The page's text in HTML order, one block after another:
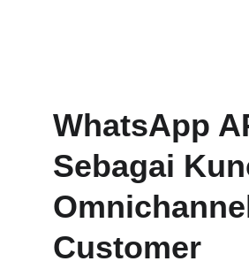
WhatsApp
Sebagai
Customer